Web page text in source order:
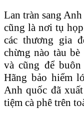
Lan tràn sang
cũng là nơi tụ
các thương gia
chừng nào tàu bè
và cũng để
Hãng bảo hiểm
Anh quốc đã
tiệm cà phê trên